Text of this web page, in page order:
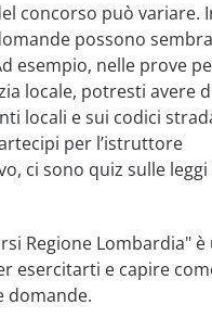
concorso può variare.
possono
esempio, nelle prove
locale, potresti avere
locali e sui codici
per l’istruttore
ci sono quiz sulle
Regione Lombardia"
esercitarti e capire
domande.